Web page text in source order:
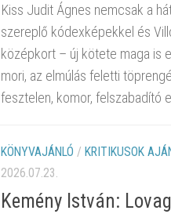
Kiss Judit Ágnes nemcsak a
szereplő kódexképekkel és
középkort – új kötete maga is
mori, az elmúlás feletti
fesztelen, komor, felszabadító
KÖNYVAJÁNLÓ / KRITIKUSOK
2026.07.23.
Kemény István: